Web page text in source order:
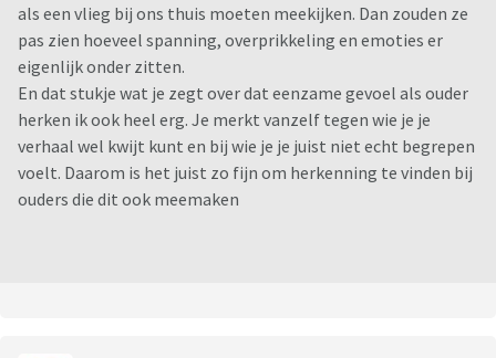
als een vlieg bij ons thuis moeten meekijken. Dan zouden ze
pas zien hoeveel spanning, overprikkeling en emoties er
eigenlijk onder zitten.
En dat stukje wat je zegt over dat eenzame gevoel als ouder
herken ik ook heel erg. Je merkt vanzelf tegen wie je je
verhaal wel kwijt kunt en bij wie je je juist niet echt begrepen
voelt. Daarom is het juist zo fijn om herkenning te vinden bij
ouders die dit ook meemaken